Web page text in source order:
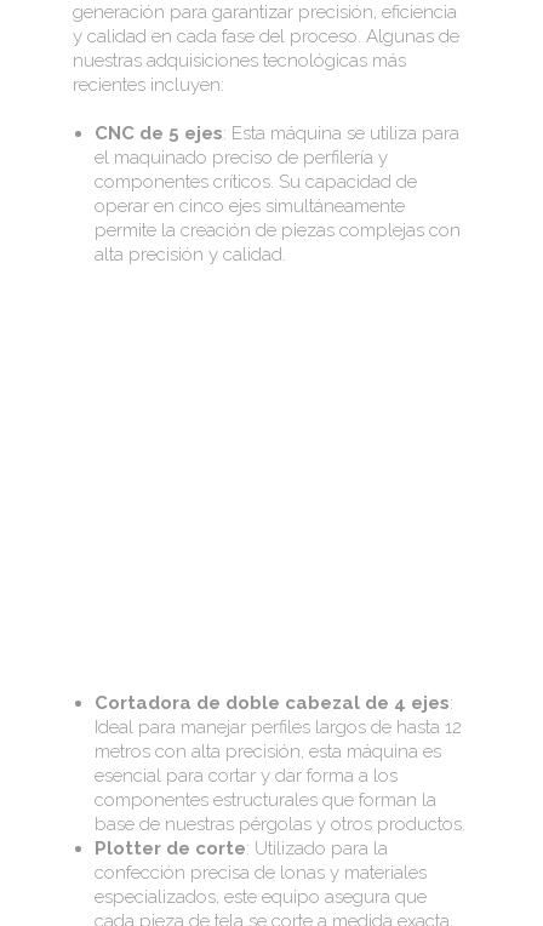
generación para garantizar precisión, eficiencia
y calidad en cada fase del proceso. Algunas de
nuestras adquisiciones tecnológicas más
recientes incluyen:
CNC de 5 ejes: Esta máquina se utiliza para
el maquinado preciso de perfilería y
componentes críticos. Su capacidad de
operar en cinco ejes simultáneamente
permite la creación de piezas complejas con
alta precisión y calidad.
Cortadora de doble cabezal de 4 ejes:
Ideal para manejar perfiles largos de hasta 12
metros con alta precisión, esta máquina es
esencial para cortar y dar forma a los
componentes estructurales que forman la
base de nuestras pérgolas y otros productos.
Plotter de corte: Utilizado para la
confección precisa de lonas y materiales
especializados, este equipo asegura que
cada pieza de tela se corte a medida exacta,